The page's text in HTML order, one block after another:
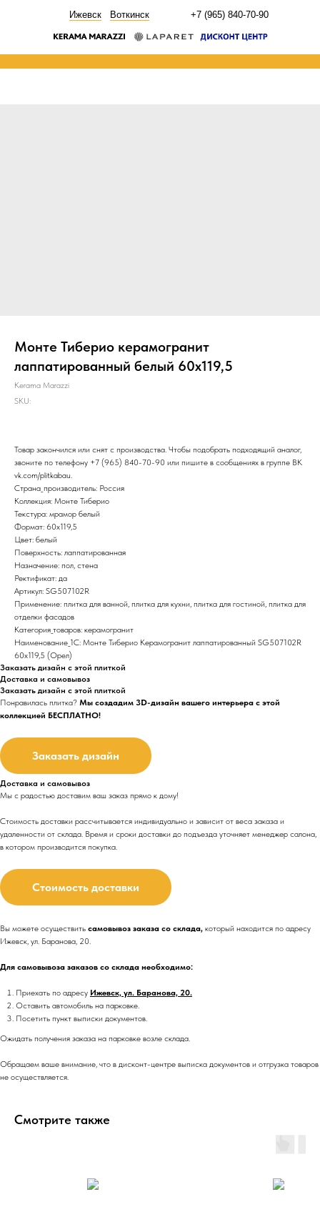
+7 (965) 840-70-90
Ижевск Воткинск
Монте Тиберио керамогранит
лаппатированный белый 60х119,5
Kerama Marazzi
SKU:
Товар закончился или снят с производства. Чтобы подобрать подходящий аналог,
звоните по телефону +7 (965) 840-70-90 или пишите в сообщениях в группе ВК
vk.com/plitkabau.
Страна_производитель: Россия
Коллекция: Монте Тиберио
Текстура: мрамор белый
Формат: 60x119,5
Цвет: белый
Поверхность: лаппатированная
Назначение: пол, стена
Ректификат: да
Артикул: SG507102R
Применение: плитка для ванной, плитка для кухни, плитка для гостиной, плитка для
отделки фасадов
Категория_товаров: керамогранит
Наименование_1С: Монте Тиберио Керамогранит лаппатированный SG507102R
60х119,5 (Орел)
Заказать дизайн с этой плиткой
Доставка и самовывоз
Заказать дизайн с этой плиткой
Понравилась плитка? Мы создадим 3D-дизайн вашего интерьера с этой
коллекцией БЕСПЛАТНО!
Заказать дизайн
Доставка и самовывоз
Мы с радостью доставим ваш заказ прямо к дому!
Стоимость доставки рассчитывается индивидуально и зависит от веса заказа и
удаленности от склада. Время и сроки доставки до подъезда уточняет менеджер салона,
в котором производится покупка.
Стоимость доставки
Вы можете осуществить самовывоз заказа со склада, который находится по адресу
Ижевск, ул. Баранова, 20.
Для самовывоза заказов со склада необходимо:
Приехать по адресу Ижевск, ул. Баранова, 20.
Оставить автомобиль на парковке.
Посетить пункт выписки документов.
Ожидать получения заказа на парковке возле склада.
Обращаем ваше внимание, что в дисконт-центре выписка документов и отгрузка товаров
не осуществляется.
Смотрите также